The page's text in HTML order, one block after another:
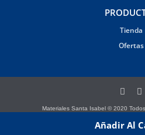
Añadir Al
Tienda
Ofertas
Materiales Santa Isabel © 2020